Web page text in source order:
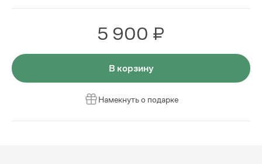
5 900 ₽
В корзину
Намекнуть о подарке